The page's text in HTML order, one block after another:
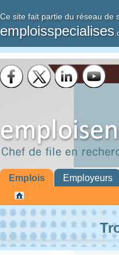
Ce site fait partie du réseau de
emploisspecialises
Emplois Employeurs